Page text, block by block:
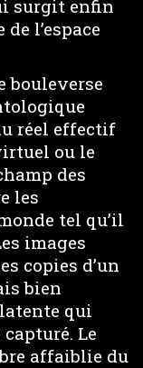
surgit enfin
l’espace
bouleverse
réel effectif
ou le
des
les
tel qu’il
images
copies d’un
bien
latente qui
Le
affaiblie du